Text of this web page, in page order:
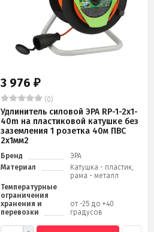
3 976₽
(0)
Удлинитель силовой ЭРА RP-1-2x1-
40m на пластиковой катушке без
заземления 1 розетка 40м ПВС
2x1мм2
Бренд
ЭРА
Материал
Катушка - пластик,
рама - металл
Температурные
ограничения
хранения и
перевозки
от -25 до +40
градусов